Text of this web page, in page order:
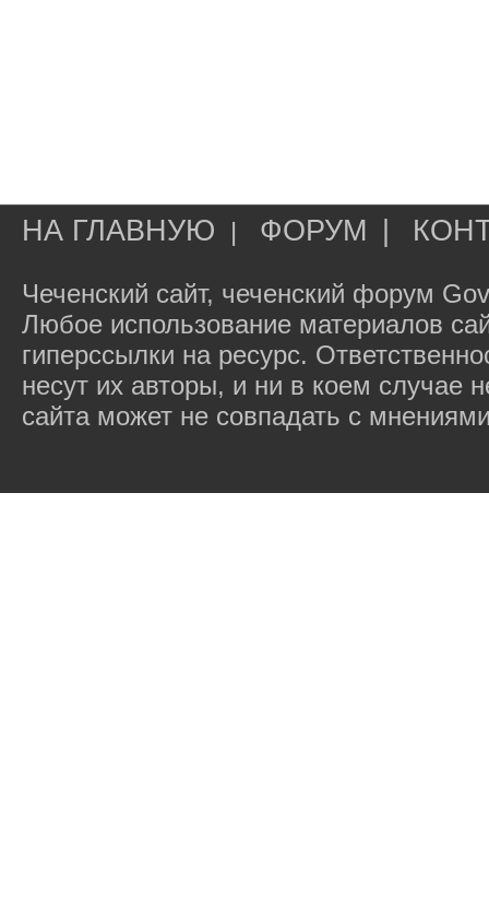
НА ГЛАВНУЮ | ФОРУМ
Чеченский сайт, чеченский форум
Любое использование материалов
гиперссылки на ресурс.
несут их авторы, и ни в коем случае
сайта может не совпадать с